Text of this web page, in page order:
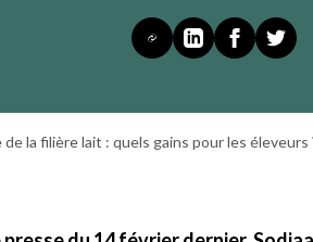
la filière lait : quels gains pour les éleveurs